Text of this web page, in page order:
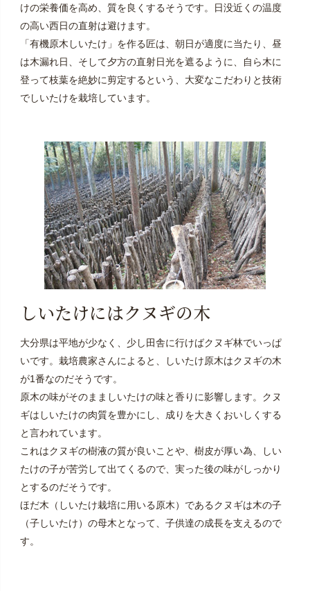
けの栄養価を高め、質を良くするそうです。日没近くの温度
の高い西日の直射は避けます。
「有機原木しいたけ」を作る匠は、朝日が適度に当たり、昼
は木漏れ日、そして夕方の直射日光を遮るように、自ら木に
登って枝葉を絶妙に剪定するという、大変なこだわりと技術
でしいたけを栽培しています。
しいたけにはクヌギの木
大分県は平地が少なく、少し田舎に行けばクヌギ林でいっぱ
いです。栽培農家さんによると、しいたけ原木はクヌギの木
が1番なのだそうです。
原木の味がそのまましいたけの味と香りに影響します。クヌ
ギはしいたけの肉質を豊かにし、成りを大きくおいしくする
と言われています。
これはクヌギの樹液の質が良いことや、樹皮が厚い為、しい
たけの子が苦労して出てくるので、実った後の味がしっかり
とするのだそうです。
ほだ木（しいたけ栽培に用いる原木）であるクヌギは木の子
（子しいたけ）の母木となって、子供達の成長を支えるので
す。